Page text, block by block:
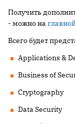
Получить
- можно на
Всего будет
Applications &
Business of
Cryptography
Data Security